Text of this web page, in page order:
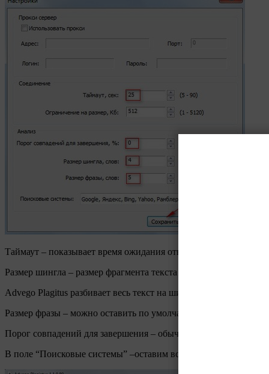
Таймаут – показывает время ожидания ответа от сервера.
Размер шингла – размер фрагмента текста без знаков
Advego Plagitus разбивает весь текст на шинглы и
Размер фразы – можно оставить по умолчанию 5.
Порог совпадений для завершения – обычно равен 0, чтобы
В поле “Поисковые системы” –оставим все по умолчанию.